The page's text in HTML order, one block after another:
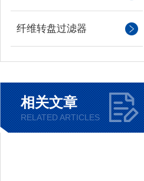
纤维转盘过滤器
相关文章
RELATED ARTICLES